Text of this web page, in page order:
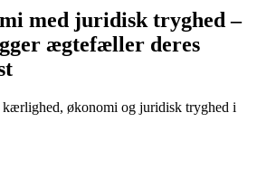
med juridisk tryghed –
ægtefæller deres
kærlighed, økonomi og juridisk tryghed i